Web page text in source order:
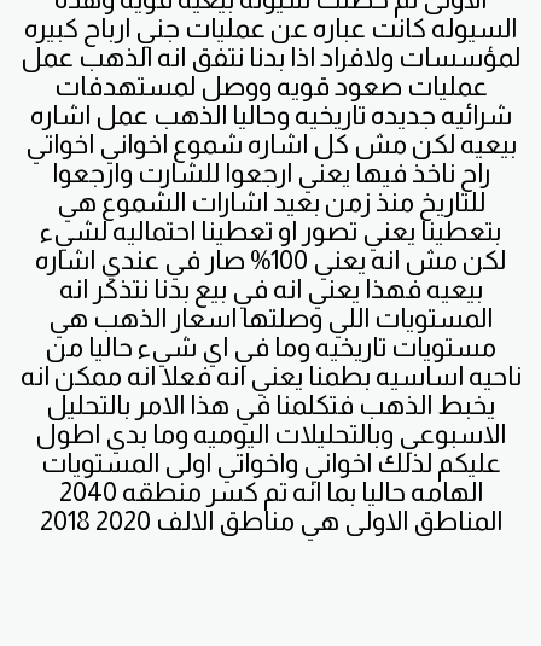
السيوله كانت عباره عن عمليات جني ارباح كبيره
لمؤسسات ولافراد اذا بدنا نتفق انه الذهب عمل
عمليات صعود قويه ووصل لمستهدفات
شرائيه جديده تاريخيه وحاليا الذهب عمل اشاره
بيعيه لكن مش كل اشاره شموع اخواني اخواتي
راح ناخذ فيها يعني ارجعوا للشارت وارجعوا
للتاريخ منذ زمن بعيد اشارات الشموع هي
بتعطينا يعني تصور او تعطينا احتماليه لشيء
لكن مش انه يعني 100% صار في عندي اشاره
بيعيه فهذا يعني انه في بيع بدنا نتذكر انه
المستويات اللي وصلتها اسعار الذهب هي
مستويات تاريخيه وما في اي شيء حاليا من
ناحيه اساسيه بطمنا يعني انه فعلا انه ممكن انه
يخبط الذهب فتكلمنا في هذا الامر بالتحليل
الاسبوعي وبالتحليلات اليوميه وما بدي اطول
عليكم لذلك اخواني واخواتي اولى المستويات
الهامه حاليا بما انه تم كسر منطقه 2040
المناطق الاولى هي مناطق الالف 2020 2018